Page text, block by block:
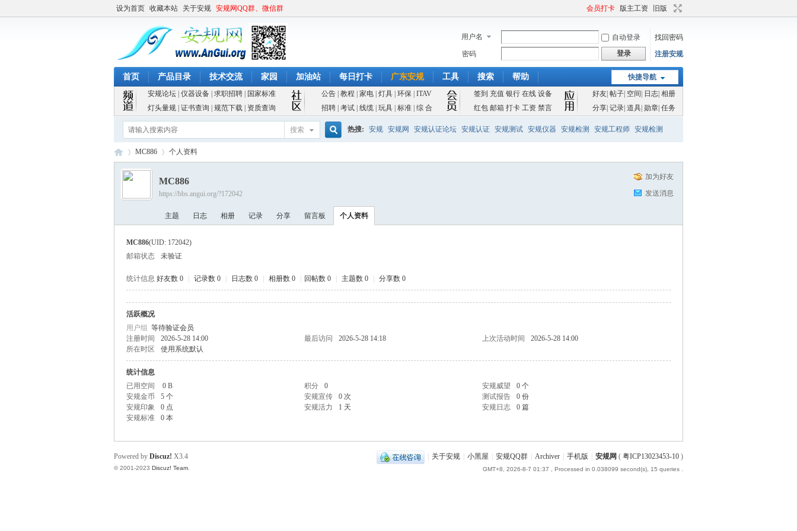
设为首页 收藏本站 关于安规 安规网QQ群、微信群 会员打卡 版主工资 旧版
用户名 自动登录
找回密码
密码
登录 注册安规
快捷导航
首页 产品目录 技术交流 家园 加油站 每日打卡 广东安规 工具 搜索 帮助
安规论坛 仪器设备 求职招聘 国家标准 公告 教程 家电 灯具 环保 ITAV 签到 充值 银行 在线 设备 好友| 帖子| 空间 日志| 相册
灯头量规 证书查询 规范下载 资质查询 招聘| 考试| 线缆| 玩具| 标准| 综 合 红包 邮箱 打卡 工资 禁言 分享| 记录| 道具| 勋章| 任务
搜索 热搜: 安规 安规网 安规认证论坛 安规认证 安规测试 安规仪器 安规检测 安规工程师 安规检测
网
›
MC886 个人资料
加为好友
发送消息
MC886
https://bbs.angui.org/?172042
主题 日志 相册 记录 分享 留言板 个人资料
MC886(UID: 172042)
邮箱状态
未验证
统计信息 好友数 0 记录数 0 日志数 0 相册数 0 回帖数 0 主题数 0 分享数 0
活跃概况
用户组 等待验证会员
注册时间
2026-5-28 14:00 最后访问 2026-5-28 14:18 上次活动时间
2026-5-28 14:00
所在时区
使用系统默认
统计信息
已用空间
0 B 积分 0 安规威望
0 个
安规金币
5 个 安规宣传 0 次 测试报告
0 份
安规印象
0 点 安规活力 1 天 安规日志
0 篇
安规标准
0 本
关于安规 小黑屋 安规QQ群 Archiver 手机版 安规网 ( 粤ICP13023453-10 )
GMT+8, 2026-8-7 01:37 , Processed in 0.038099 second(s), 15 queries .
Powered by Discuz! X3.4
© 2001-2023 Discuz! Team